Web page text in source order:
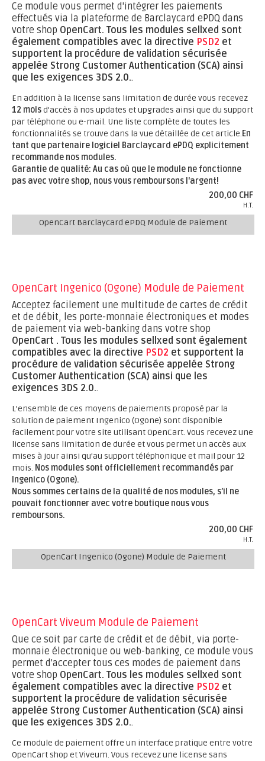
Ce module vous permet d'intégrer les paiements
effectués via la plateforme de Barclaycard ePDQ dans
votre shop OpenCart. Tous les modules sellxed sont
également compatibles avec la directive PSD2 et
supportent la procédure de validation sécurisée
appelée Strong Customer Authentication (SCA) ainsi
que les exigences 3DS 2.0..
En addition à la license sans limitation de durée vous recevez
12 moisd'accès à nos updates et upgrades ainsi que du support
par téléphone ou e-mail. Une liste complète de toutes les
fonctionnalités se trouve dans la vue détaillée de cet article.En
tant que partenaire logiciel Barclaycard ePDQ explicitement
recommande nos modules.
Garantie de qualité: Au cas où que le module ne fonctionne
pas avec votre shop, nous vous remboursons l'argent!
200,00 CHF
H.T.
OpenCart Barclaycard ePDQ Module de Paiement
OpenCart Ingenico (Ogone) Module de Paiement
Acceptez facilement une multitude de cartes de crédit
et de débit, les porte-monnaie électroniques et modes
de paiement via web-banking dans votre shop
OpenCart . Tous les modules sellxed sont également
compatibles avec la directive PSD2 et supportent la
procédure de validation sécurisée appelée Strong
Customer Authentication (SCA) ainsi que les
exigences 3DS 2.0..
L’ensemble de ces moyens de paiements proposé par la
solution de paiement Ingenico (Ogone) sont disponible
facilement pour votre site utilisant OpenCart. Vous recevez une
license sans limitation de durée et vous permet un accès aux
mises à jour ainsi qu’au support téléphonique et mail pour 12
mois. Nos modules sont officiellement recommandés par
Ingenico (Ogone).
Nous sommes certains de la qualité de nos modules, s’il ne
pouvait fonctionner avec votre boutique nous vous
remboursons.
200,00 CHF
H.T.
OpenCart Ingenico (Ogone) Module de Paiement
OpenCart Viveum Module de Paiement
Que ce soit par carte de crédit et de débit, via porte-
monnaie électronique ou web-banking, ce module vous
permet d'accepter tous ces modes de paiement dans
votre shop OpenCart. Tous les modules sellxed sont
également compatibles avec la directive PSD2 et
supportent la procédure de validation sécurisée
appelée Strong Customer Authentication (SCA) ainsi
que les exigences 3DS 2.0..
Ce module de paiement offre un interface pratique entre votre
OpenCart shop et Viveum. Vous recevez une license sans